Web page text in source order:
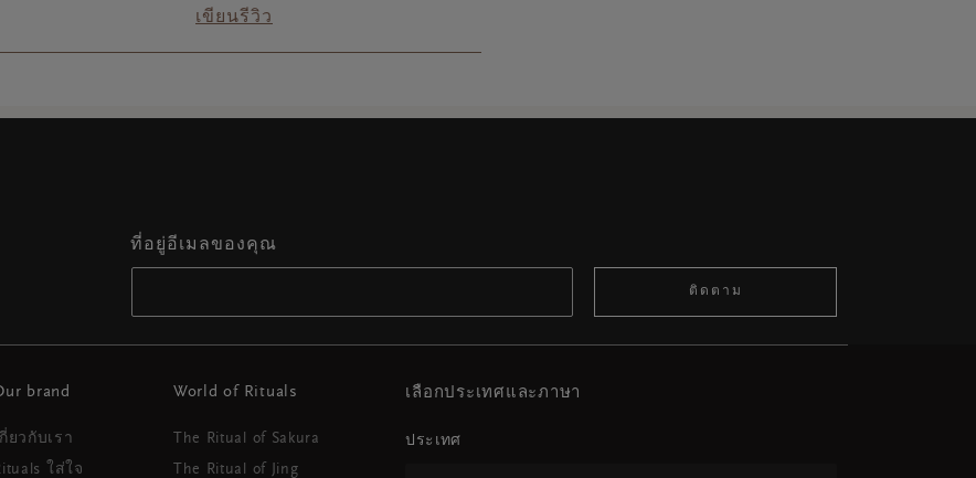
เขียนรีวิว
ที่อยู่อีเมลของคุณ
ติดตาม
brand
ยวกับเรา
ใส่ใจ
World of Rituals
The Ritual of Sakura
The Ritual of Jing
เลือกประเทศและภาษา
ประเทศ